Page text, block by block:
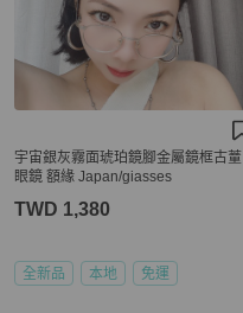
宇宙銀灰霧面琥珀鏡腳金屬鏡框古蕫
眼鏡 額緣 Japan/giasses
TWD 1,380
全新品 本地 免運